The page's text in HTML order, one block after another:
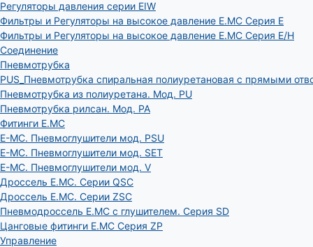
Регуляторы давления серии EIW
Фильтры и Регуляторы на высокое давление E.MC Серия E
Фильтры и Регуляторы на высокое давление E.MC Серия E/H
Соединение
Пневмотрубка
PUS_Пневмотрубка спиральная полиуретановая с прямыми
Пневмотрубка из полиуретана. Мод. РU
Пневмотрубка рилсан. Мод. PA
Фитинги E.MC
E-MC. Пневмоглушители мод. PSU
E-MC. Пневмоглушители мод. SET
E-MC. Пневмоглушители мод. V
Дроссель E.MC. Серии QSC
Дроссель E.MC. Серии ZSC
Пневмодроссель E.MC с глушителем. Серия SD
Цанговые фитинги E.MC Серия ZP
Управление